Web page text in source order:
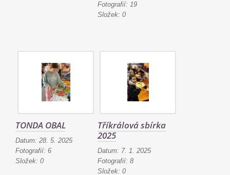
Fotografií: 19
Složek: 0
TONDA OBAL
Datum: 28. 5. 2025
Fotografií: 6
Složek: 0
Tříkrálová sbírka
2025
Datum: 7. 1. 2025
Fotografií: 8
Složek: 0